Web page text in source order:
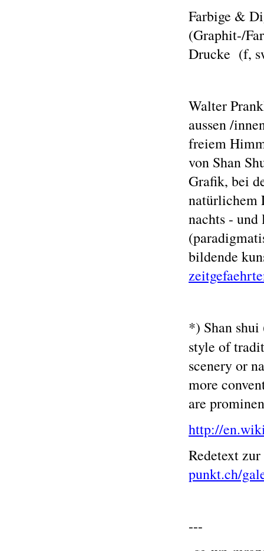
Farbige &
(Graphit-/
Drucke (f,
Walter
aussen /
freiem
von Shan
Grafik, bei
natürlichem
nachts -
bildende
*) Shan
style of
scenery or
more
are
http://
Redetext
punkt.ch/
---